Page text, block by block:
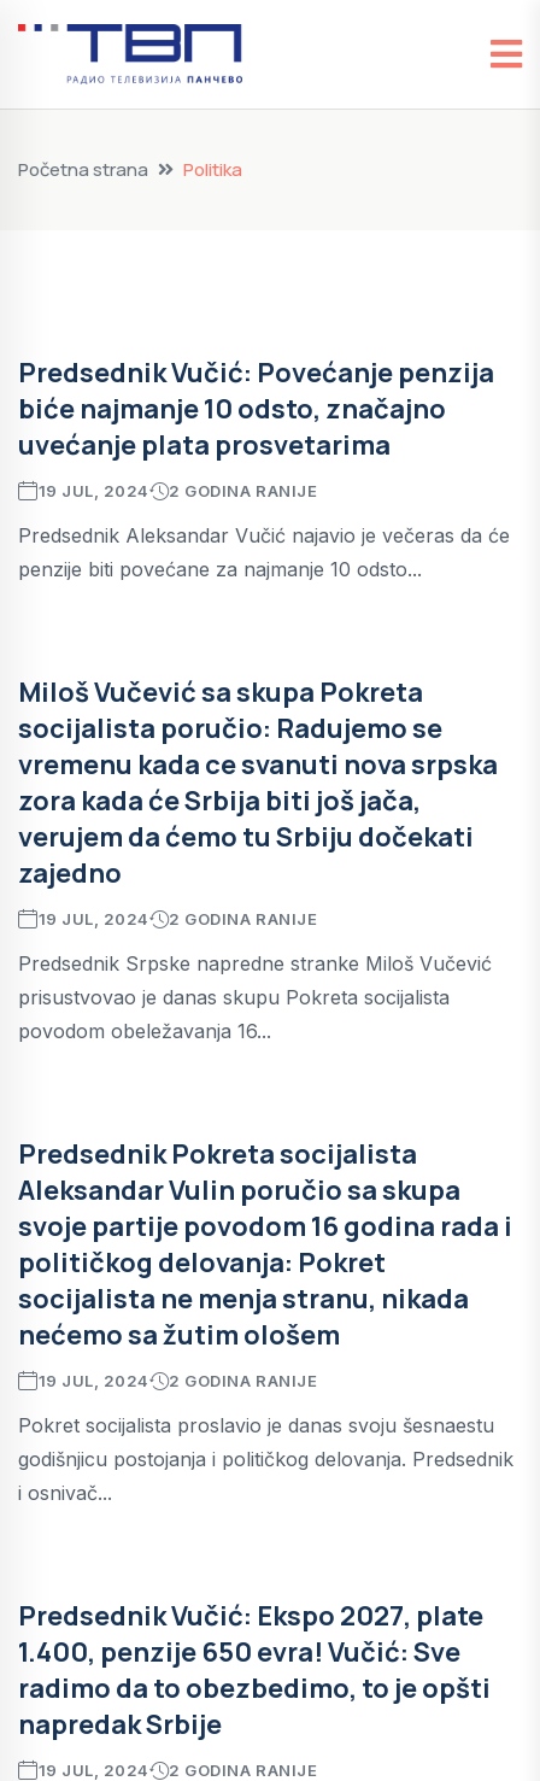
Početna strana Politika
Predsednik Vučić: Povećanje penzija
biće najmanje 10 odsto, značajno
uvećanje plata prosvetarima
19 JUL, 2024 2 GODINA RANIJE
Predsednik Aleksandar Vučić najavio je večeras da će
penzije biti povećane za najmanje 10 odsto...
Miloš Vučević sa skupa Pokreta
socijalista poručio: Radujemo se
vremenu kada ce svanuti nova srpska
zora kada će Srbija biti još jača,
verujem da ćemo tu Srbiju dočekati
zajedno
19 JUL, 2024 2 GODINA RANIJE
Predsednik Srpske napredne stranke Miloš Vučević
prisustvovao je danas skupu Pokreta socijalista
povodom obeležavanja 16...
Predsednik Pokreta socijalista
Aleksandar Vulin poručio sa skupa
svoje partije povodom 16 godina rada i
političkog delovanja: Pokret
socijalista ne menja stranu, nikada
nećemo sa žutim ološem
19 JUL, 2024 2 GODINA RANIJE
Pokret socijalista proslavio je danas svoju šesnaestu
godišnjicu postojanja i političkog delovanja. Predsednik
i osnivač...
Predsednik Vučić: Ekspo 2027, plate
1.400, penzije 650 evra! Vučić: Sve
radimo da to obezbedimo, to je opšti
napredak Srbije
19 JUL, 2024 2 GODINA RANIJE